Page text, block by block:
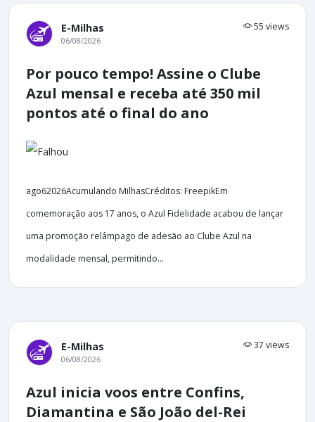
E-Milhas 55 views
06/08/2026
Por pouco tempo! Assine o Clube
Azul mensal e receba até 350 mil
pontos até o final do ano
ago62026Acumulando MilhasCréditos: FreepikEm
comemoração aos 17 anos, o Azul Fidelidade acabou de lançar
uma promoção relâmpago de adesão ao Clube Azul na
modalidade mensal, permitindo...
E-Milhas 37 views
06/08/2026
Azul inicia voos entre Confins,
Diamantina e São João del-Rei